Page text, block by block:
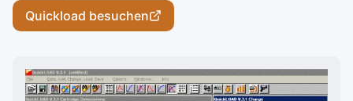
Quickload besuchen